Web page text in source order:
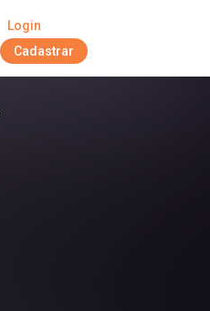
Login
Cadastrar